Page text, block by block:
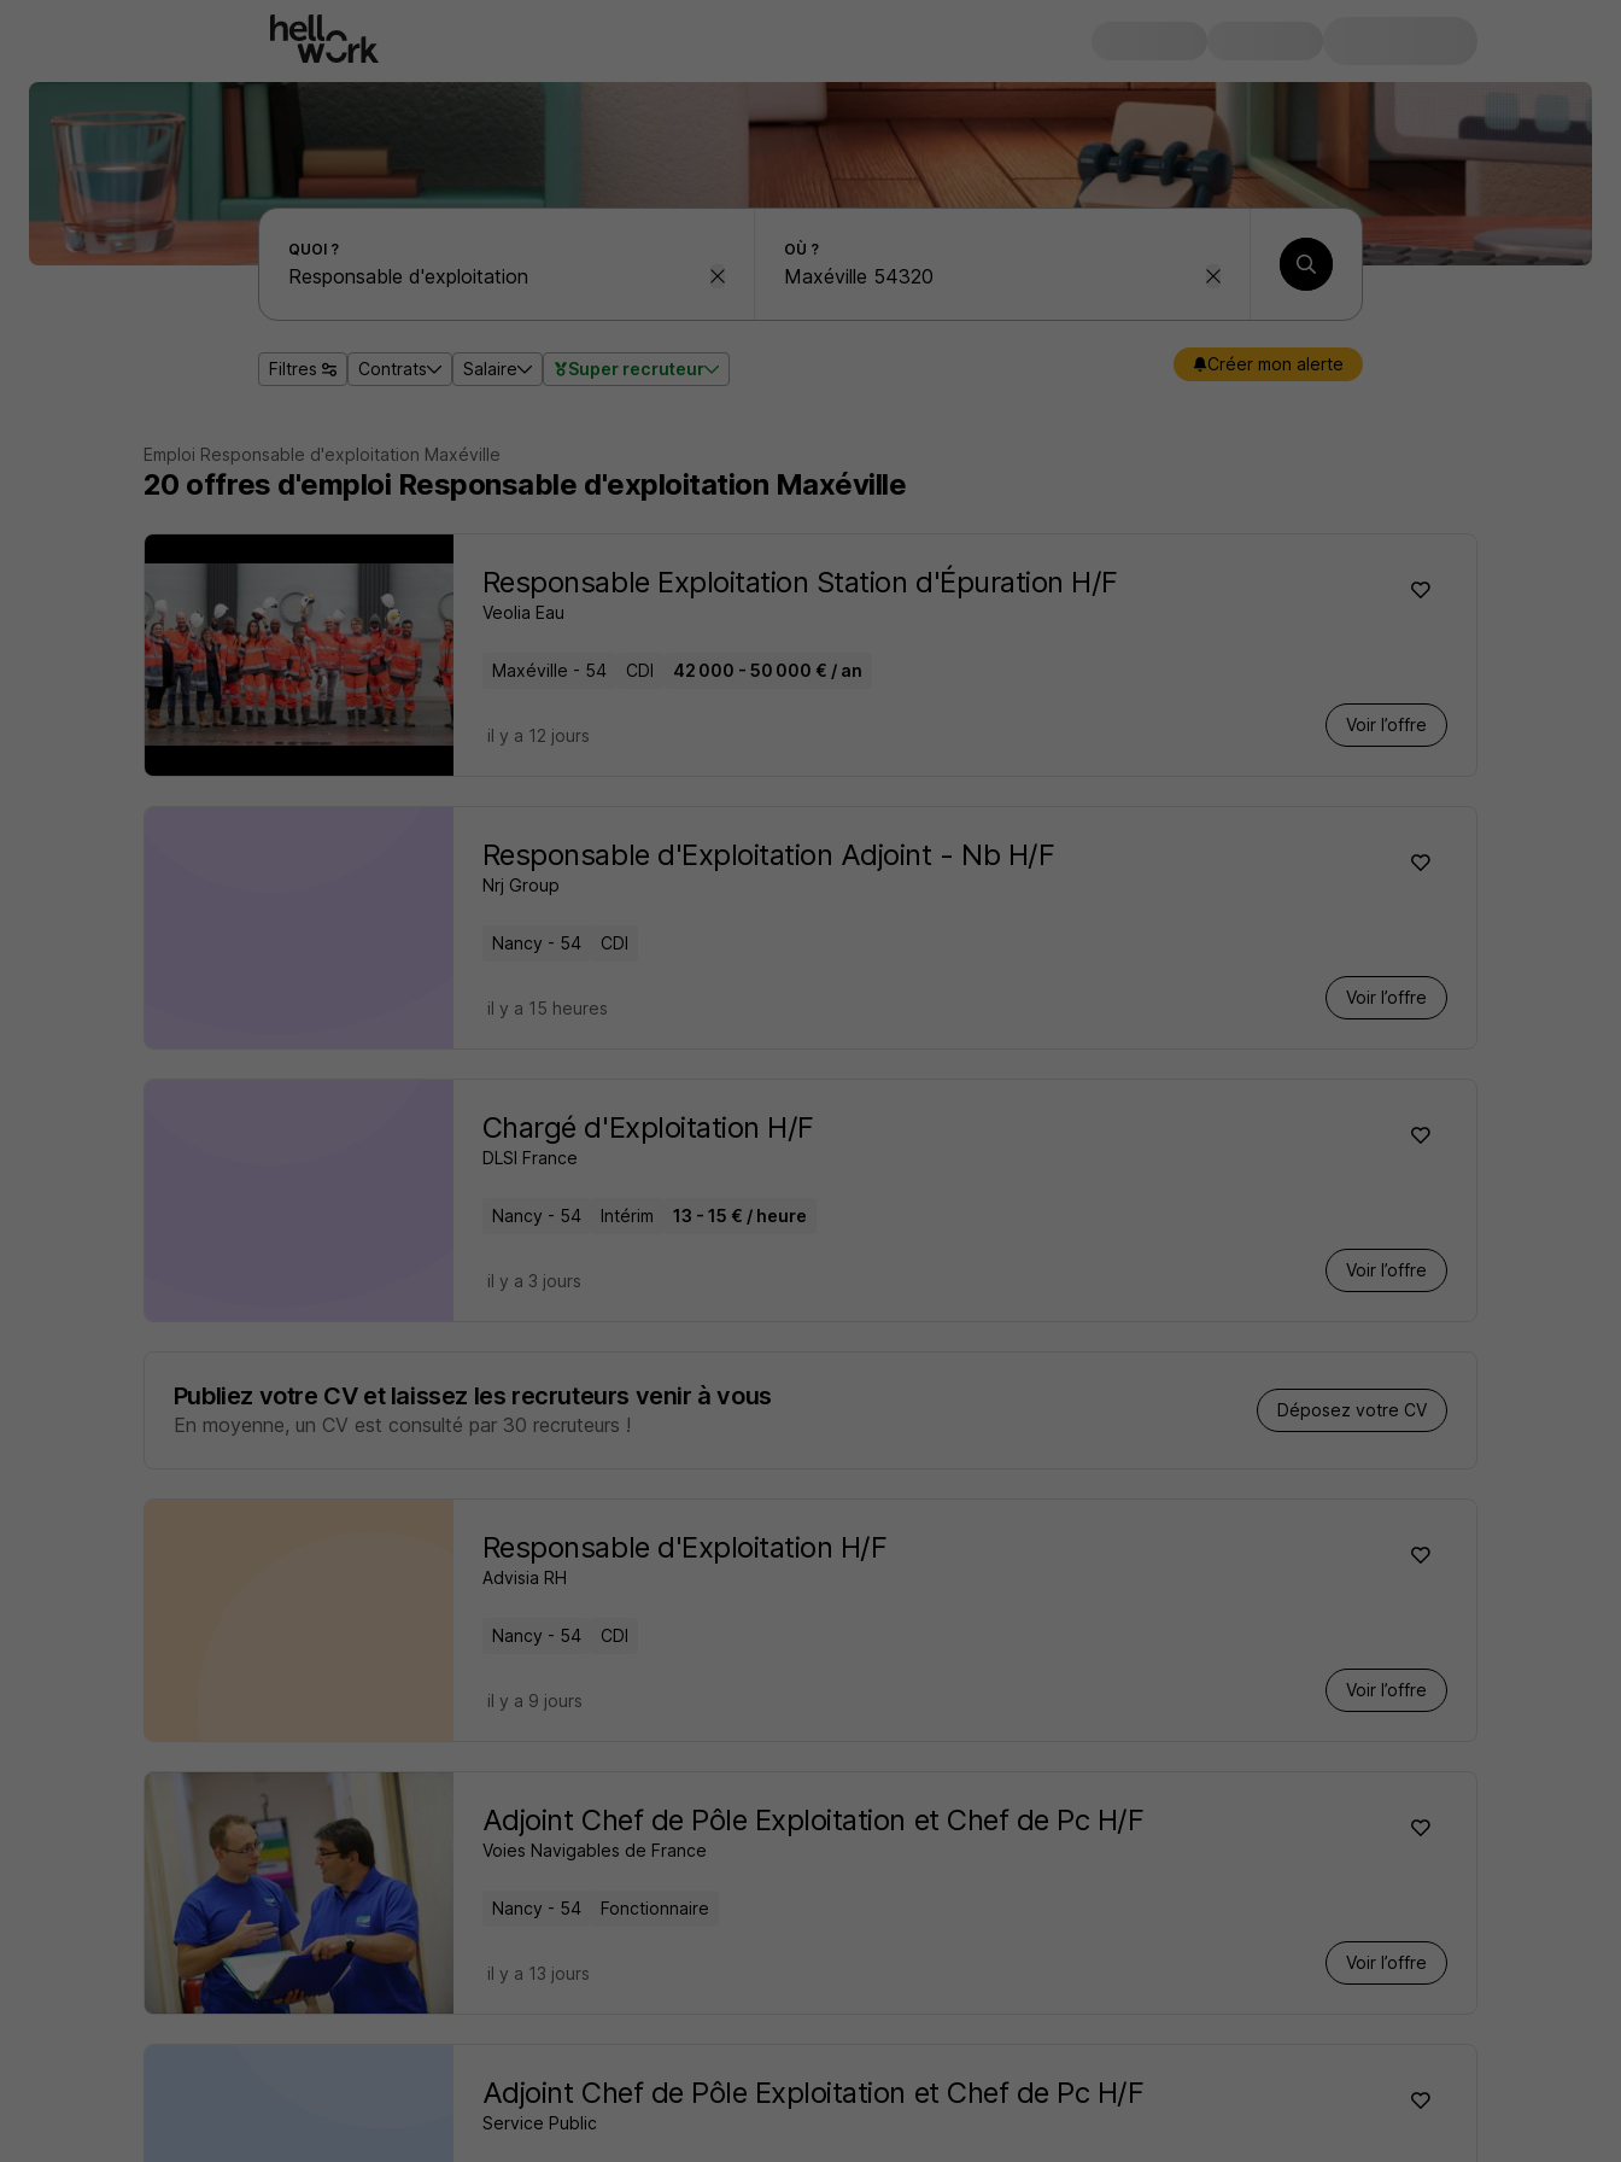
Effectuer une recherche d'emploi par localité
QUOI ? OÙ ?
Filtres Contrats Salaire Super recruteur Créer mon alerte
Emploi Responsable d'exploitation Maxéville
20 offres d'emploi Responsable d'exploitation Maxéville
Responsable Exploitation Station d'Épuration H/F
Veolia Eau
Maxéville - 54 CDI 42 000 - 50 000 € / an
Voir l’offre
il y a 12 jours
Responsable d'Exploitation Adjoint - Nb H/F
Nrj Group
Nancy - 54 CDI
Voir l’offre
il y a 15 heures
Chargé d'Exploitation H/F
DLSI France
Nancy - 54 Intérim 13 - 15 € / heure
Voir l’offre
il y a 3 jours
Publiez votre CV et laissez les recruteurs venir à vous
En moyenne, un CV est consulté par 30 recruteurs !
Déposez votre CV
Responsable d'Exploitation H/F
Advisia RH
Nancy - 54 CDI
Voir l’offre
il y a 9 jours
Adjoint Chef de Pôle Exploitation et Chef de Pc H/F
Voies Navigables de France
Nancy - 54 Fonctionnaire
Voir l’offre
il y a 13 jours
Adjoint Chef de Pôle Exploitation et Chef de Pc H/F
Service Public